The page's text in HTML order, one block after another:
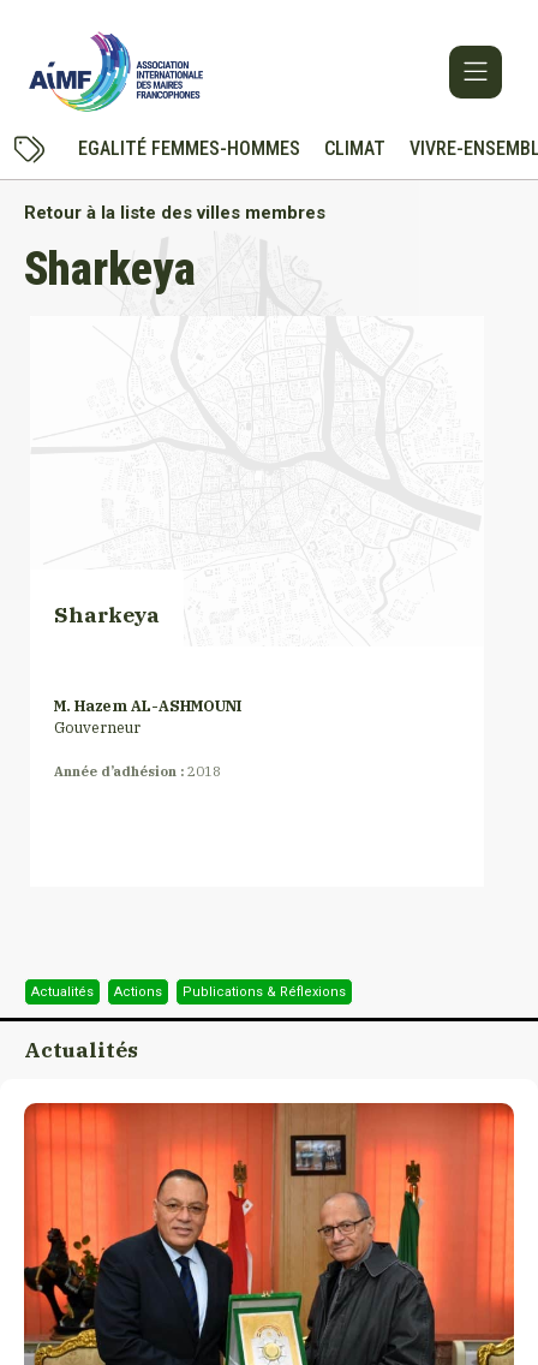
EGALITÉ FEMMES-HOMMES CLIMAT VIVRE-
Retour à la liste des villes membres
Sharkeya
Sharkeya
M. Hazem AL-ASHMOUNI
Gouverneur
Année d’adhésion : 2018
Actualités Actions Publications & Réflexions
Actualités